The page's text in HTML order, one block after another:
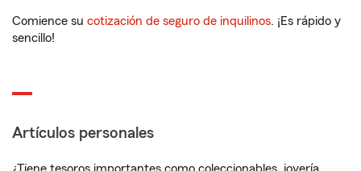
Comience su cotización de seguro de inquilinos. ¡Es rápido y
sencillo!
Artículos personales